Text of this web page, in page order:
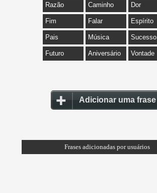
Razão Caminho Dor
Fim Falar Espírito
Pais Música Sucesso
Futuro Aniversário Vontade
Adicionar uma frase
Frases adicionadas por usuários